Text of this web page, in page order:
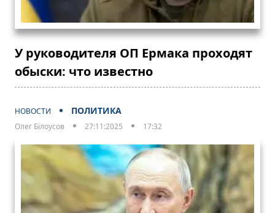
У руководителя ОП Ермака проходят
обыски: что известно
НОВОСТИ ПОЛИТИКА
Олег Білоусов 27:11:2025 17:32